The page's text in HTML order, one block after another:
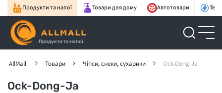
Продукти та напої Товари для дому Автотовари
Продукти та напої
AllMall Товари Чіпси, снеки, сухарики Ock-Dong-Ja
Ock-Dong-Ja